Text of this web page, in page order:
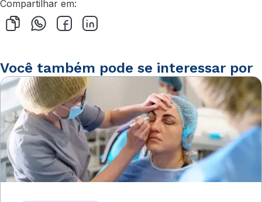
Compartilhar em:
Você também pode se interessar por